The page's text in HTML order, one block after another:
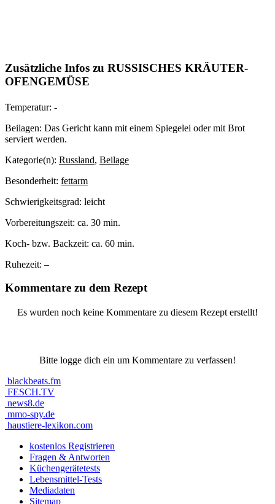
Zusätzliche Infos zu RUSSISCHES KRÄUTER-
OFENGEMÜSE
Temperatur: -
Beilagen: Das Gericht kann mit einem Spiegelei oder mit Brot
serviert werden.
Kategorie(n): Russland, Beilage
Besonderheit: fettarm
Schwierigkeitsgrad: leicht
Vorbereitungszeit: ca. 30 min.
Koch- bzw. Backzeit: ca. 60 min.
Ruhezeit: –
Kommentare zu dem Rezept
Es wurden noch keine Kommentare zu diesem Rezept erstellt!
Bitte logge dich ein um Kommentare zu verfassen!
blackbeats.fm
FESCH.TV
news8.de
mmo-spy.de
haustiere-lexikon.com
kostenlos Registrieren
Fragen & Antworten
Küchengerätetests
Lebensmittel-Tests
Mediadaten
Sitemap